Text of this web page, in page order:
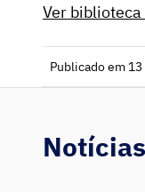
Ver biblioteca
Publicado em